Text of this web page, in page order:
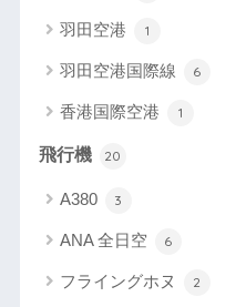
羽田空港 1
羽田空港国際線 6
香港国際空港 1
飛行機 20
A380 3
ANA 全日空 6
フライングホヌ 2